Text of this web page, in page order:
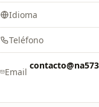
Idioma
Teléfono
Email